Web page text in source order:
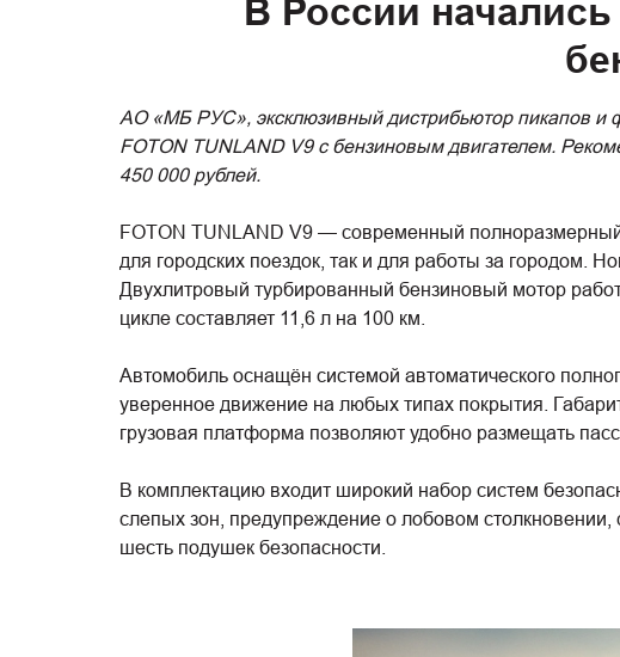
В России начались
АО «МБ РУС», эксклюзивный дистрибьютор пикапов и
FOTON TUNLAND V9 с бензиновым двигателем.
450 000 рублей.
FOTON TUNLAND V9 — современный полноразмерный
для городских поездок, так и для работы за
Двухлитровый турбированный бензиновый мотор
цикле составляет 11,6 л на 100 км.
Автомобиль оснащён системой автоматического
уверенное движение на любых типах покрытия.
грузовая платформа позволяют удобно размещать
В комплектацию входит широкий набор систем
слепых зон, предупреждение о лобовом
шесть подушек безопасности.